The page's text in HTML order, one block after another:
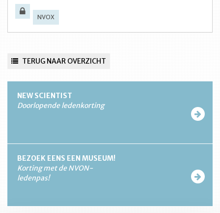
NVOX
TERUG NAAR OVERZICHT
NEW SCIENTIST
Doorlopende ledenkorting
BEZOEK EENS EEN MUSEUM!
Korting met de NVON-
ledenpas!